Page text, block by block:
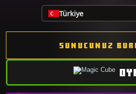
Türkiye
SUNUCUNUZ